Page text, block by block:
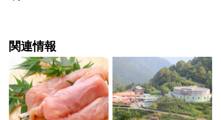
関連情報